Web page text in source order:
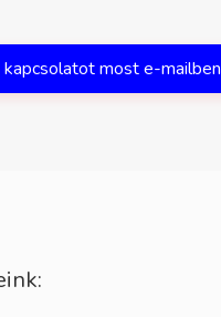
most e-mailben